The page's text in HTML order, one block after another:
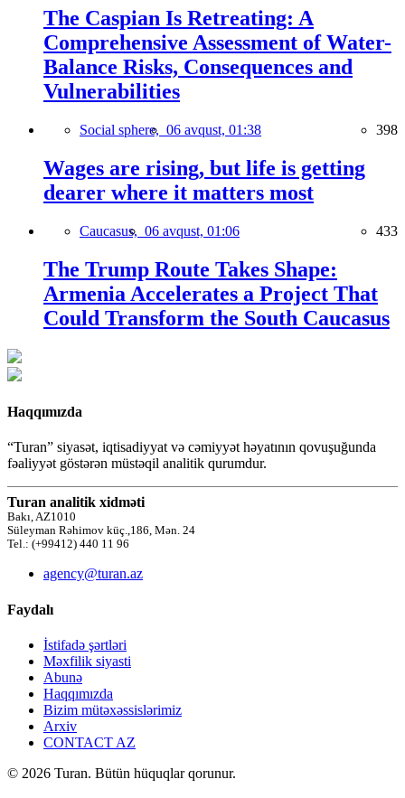
The Caspian Is Retreating: A
Comprehensive Assessment of Water-
Balance Risks, Consequences and
Vulnerabilities
Social sphere, 06 avqust, 01:38 398
Wages are rising, but life is getting
dearer where it matters most
Caucasus, 06 avqust, 01:06 433
The Trump Route Takes Shape:
Armenia Accelerates a Project That
Could Transform the South Caucasus
Haqqımızda
“Turan” siyasət, iqtisadiyyat və cəmiyyət həyatının qovuşuğunda
fəaliyyət göstərən müstəqil analitik qurumdur.
Turan analitik xidməti
Bakı, AZ1010
Süleyman Rəhimov küç.,186, Mən. 24
Tel.: (+99412) 440 11 96
agency@turan.az
Faydalı
İstifadə şərtləri
Məxfilik siyasti
Abunə
Haqqımızda
Bizim mütəxəssislərimiz
Arxiv
CONTACT AZ
© 2026 Turan. Bütün hüquqlar qorunur.